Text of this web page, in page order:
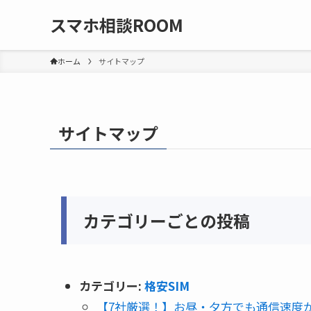
スマホ相談ROOM
ホーム サイトマップ
サイトマップ
カテゴリーごとの投稿
カテゴリー: 格安SIM
【7社厳選！】お昼・夕方でも通信速